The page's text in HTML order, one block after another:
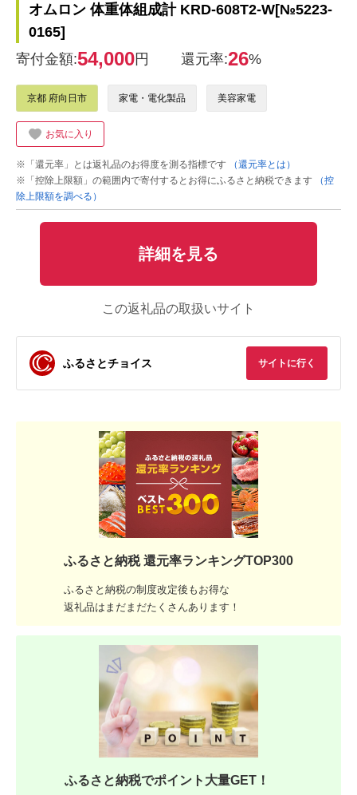
オムロン 体重体組成計 KRD-608T2-W[№5223-
0165]
寄付金額:54,000円 還元率:26%
京都 府向日市 家電・電化製品 美容家電
お気に入り
※「還元率」とは返礼品のお得度を測る指標です
（還元率とは）
※「控除上限額」の範囲内で寄付するとお得にふるさと納税できます
（控
除上限額を調べる）
詳細を見る
この返礼品の取扱いサイト
ふるさとチョイス サイトに行く
ふるさと納税 還元率ランキングTOP300
ふるさと納税の制度改定後もお得な
返礼品はまだまだたくさんあります！
ふるさと納税でポイント大量GET！